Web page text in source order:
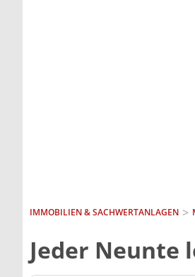
IMMOBILIEN & SACHWERTANLAGEN
Jeder Neunte